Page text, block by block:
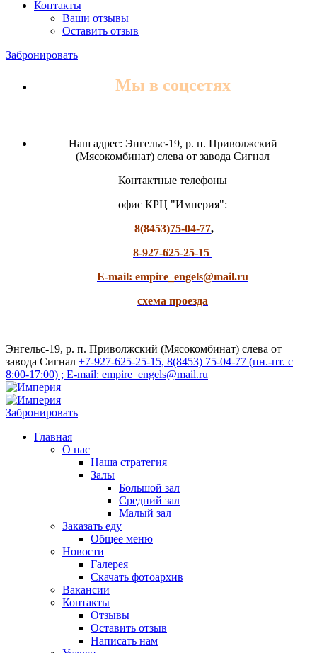
Контакты
Ваши отзывы
Оставить отзыв
Забронировать
Мы в соцсетях
Наш адрес: Энгельс-19, р. п. Приволжский
(Мясокомбинат) слева от завода Сигнал
Контактные телефоны
офис КРЦ "Империя":
8(8453)75-04-77,
8-927-625-25-15
E-mail: empire_engels@mail.ru
схема проезда
Энгельс-19, р. п. Приволжский (Мясокомбинат) слева от
завода Сигнал +7-927-625-25-15, 8(8453) 75-04-77 (пн.-пт. с
8:00-17:00) ; E-mail: empire_engels@mail.ru
Забронировать
Главная
О нас
Наша стратегия
Залы
Большой зал
Средний зал
Малый зал
Заказать еду
Общее меню
Новости
Галерея
Скачать фотоархив
Вакансии
Контакты
Отзывы
Оставить отзыв
Написать нам